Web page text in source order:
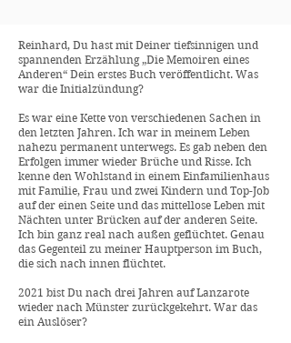
Reinhard, Du hast mit Deiner tiefsinnigen und
spannenden Erzählung „Die Memoiren eines
Anderen“ Dein erstes Buch veröffentlicht. Was
war die Initialzündung?
Es war eine Kette von verschiedenen Sachen in
den letzten Jahren. Ich war in meinem Leben
nahezu permanent unterwegs. Es gab neben den
Erfolgen immer wieder Brüche und Risse. Ich
kenne den Wohlstand in einem Einfamilienhaus
mit Familie, Frau und zwei Kindern und Top-Job
auf der einen Seite und das mittellose Leben mit
Nächten unter Brücken auf der anderen Seite.
Ich bin ganz real nach außen geflüchtet. Genau
das Gegenteil zu meiner Hauptperson im Buch,
die sich nach innen flüchtet.
2021 bist Du nach drei Jahren auf Lanzarote
wieder nach Münster zurückgekehrt. War das
ein Auslöser?